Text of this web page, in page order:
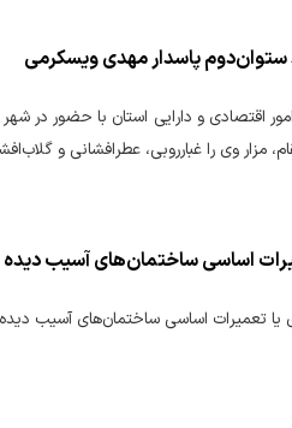
ستوان‌دوم پاسدار مهدی ویسکرمی
اقتصادی و دارایی استان با حضور در
وی را غبارروبی، عطرافشانی و
اساسی ساختمان‌های آسیب
یا تعمیرات اساسی ساختمان‌های آسیب